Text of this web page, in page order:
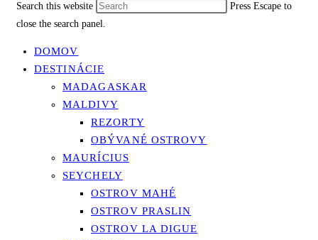
Search this website
Press Escape to
close the search panel.
DOMOV
DESTINÁCIE
MADAGASKAR
MALDIVY
REZORTY
OBÝVANÉ OSTROVY
MAURÍCIUS
SEYCHELY
OSTROV MAHÉ
OSTROV PRASLIN
OSTROV LA DIGUE